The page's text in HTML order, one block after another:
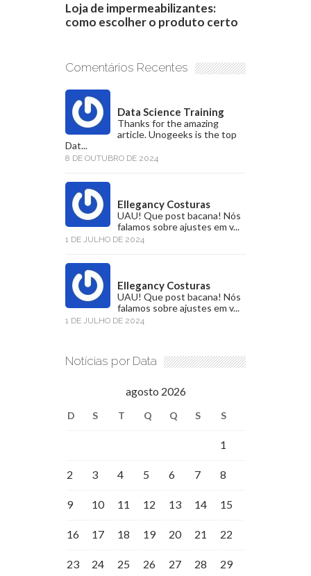
Loja de impermeabilizantes:
como escolher o produto certo
Comentários Recentes
Data Science Training
Thanks for the amazing
article. Unogeeks is the top
Dat...
8 DE OUTUBRO DE 2024
Ellegancy Costuras
UAU! Que post bacana! Nós
falamos sobre ajustes em v...
1 DE JULHO DE 2024
Ellegancy Costuras
UAU! Que post bacana! Nós
falamos sobre ajustes em v...
1 DE JULHO DE 2024
Notícias por Data
agosto 2026
D S T Q Q S S
1
2 3 4 5 6 7 8
9 10 11 12 13 14 15
16 17 18 19 20 21 22
23 24 25 26 27 28 29